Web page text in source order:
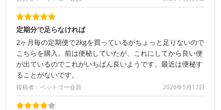
定期分で足らなければ
2ヶ月毎の定期便で2kgを買っているがちょっと足りないので
こちらを購入。前は便秘していたが、これにしてから良い便
が出ているのでこれがいちばん良いようです。最近は便秘す
ることがないです。
投稿者：ペットゴー会員 2026年5月17日